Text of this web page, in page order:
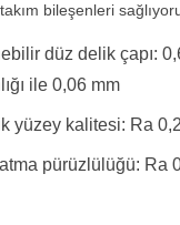
bileşenleri
düz delik çapı:
ile 0,06 mm
yüzey kalitesi: Ra
pürüzlülüğü: Ra